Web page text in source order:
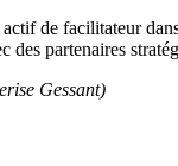
de facilitateur
des partenaires
Gessant)